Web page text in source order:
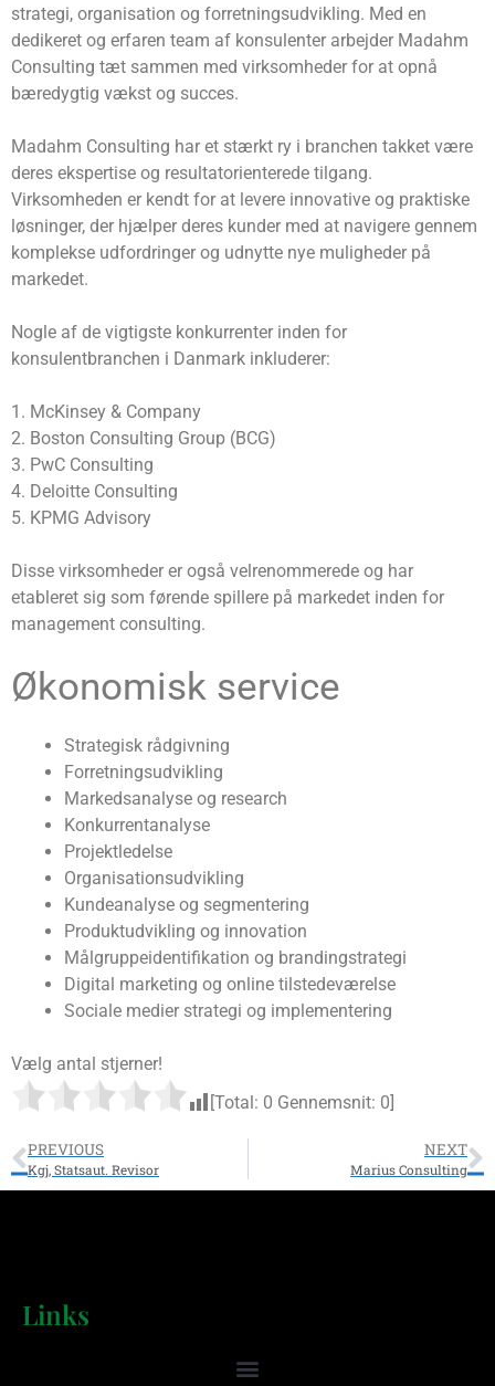
strategi, organisation og forretningsudvikling. Med en
dedikeret og erfaren team af konsulenter arbejder Madahm
Consulting tæt sammen med virksomheder for at opnå
bæredygtig vækst og succes.
Madahm Consulting har et stærkt ry i branchen takket være
deres ekspertise og resultatorienterede tilgang.
Virksomheden er kendt for at levere innovative og praktiske
løsninger, der hjælper deres kunder med at navigere gennem
komplekse udfordringer og udnytte nye muligheder på
markedet.
Nogle af de vigtigste konkurrenter inden for
konsulentbranchen i Danmark inkluderer:
1. McKinsey & Company
2. Boston Consulting Group (BCG)
3. PwC Consulting
4. Deloitte Consulting
5. KPMG Advisory
Disse virksomheder er også velrenommerede og har
etableret sig som førende spillere på markedet inden for
management consulting.
Økonomisk service
Strategisk rådgivning
Forretningsudvikling
Markedsanalyse og research
Konkurrentanalyse
Projektledelse
Organisationsudvikling
Kundeanalyse og segmentering
Produktudvikling og innovation
Målgruppeidentifikation og brandingstrategi
Digital marketing og online tilstedeværelse
Sociale medier strategi og implementering
Vælg antal stjerner!
[Total: 0 Gennemsnit: 0
PREVIOUS
Kgj, Statsaut. Revisor
NEXT
Marius Consulting
Links